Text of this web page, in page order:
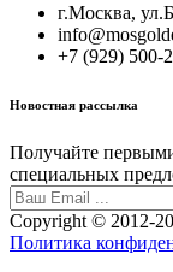
г.Москва,
+7 (929) 500-
Новостная рассылка
Получайте
специальных
Copyright © 2012-
Политика